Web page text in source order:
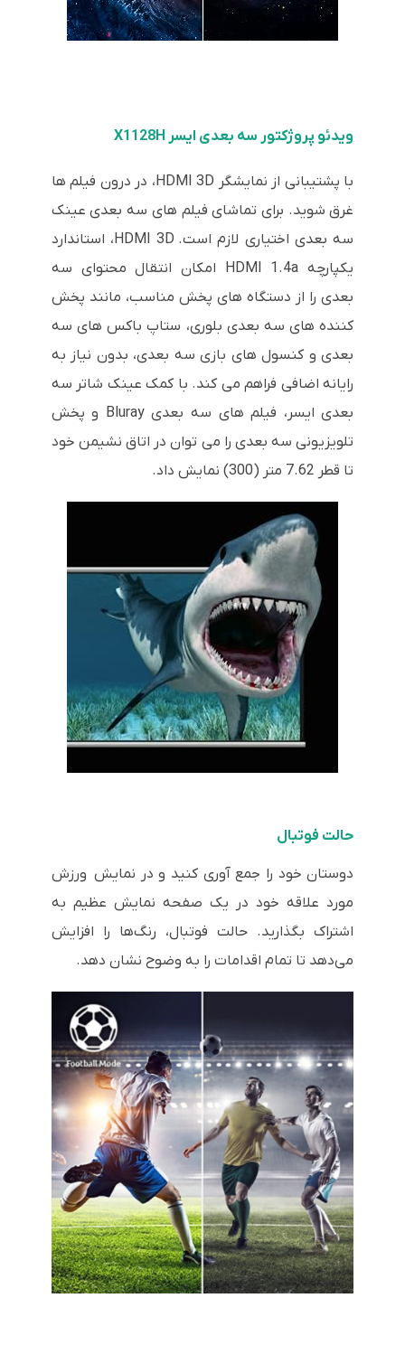
ویدئو پروژکتور سه بعدی ایسر X1128H
با پشتیبانی از نمایشگر HDMI 3D، در درون فیلم ها
غرق شوید. برای تماشای فیلم های سه بعدی عینک
سه بعدی اختیاری لازم است. HDMI 3D، استاندارد
یکپارچه HDMI 1.4a امکان انتقال محتوای سه
بعدی را از دستگاه های پخش مناسب، مانند پخش
کننده های سه بعدی بلوری، ستاپ باکس های سه
بعدی و کنسول های بازی سه بعدی، بدون نیاز به
رایانه اضافی فراهم می کند. با کمک عینک شاتر سه
بعدی ایسر، فیلم های سه بعدی Bluray و پخش
تلویزیونی سه بعدی را می توان در اتاق نشیمن خود
تا قطر 7.62 متر (300) نمایش داد.
حالت فوتبال
دوستان خود را جمع آوری کنید و در نمایش ورزش
مورد علاقه خود در یک صفحه نمایش عظیم به
اشتراک بگذارید. حالت فوتبال، رنگ‌ها را افزایش
می‌دهد تا تمام اقدامات را به وضوح نشان دهد.